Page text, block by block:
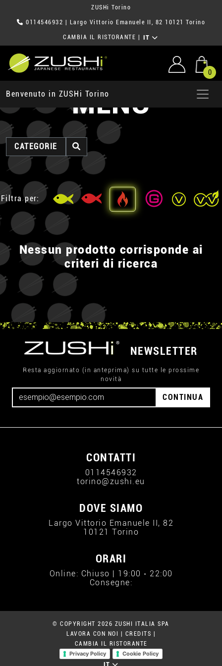
ZUSHi Torino
0114546932 | Largo Vittorio Emanuele II, 82 10121 Torino
CAMBIA IL RISTORANTE IT
0
Benvenuto in ZUSHi TorinoMENU
CATEGORIE
Filtra per:
Nessun prodotto corrisponde ai
criteri di ricerca
NEWSLETTER
Resta aggiornato (in anteprima) su tutte le prossime
novità
CONTINUA
CONTATTI
0114546932
torino@zushi.eu
DOVE SIAMO
Largo Vittorio Emanuele II, 82
10121 Torino
ORARI
Online: Chiuso | 19:00 › 22:00
Consegne:
© COPYRIGHT 2026 ZUSHI ITALIA SPA
LAVORA CON NOI
CREDITS
CAMBIA IL RISTORANTE
Privacy Policy
Cookie Policy